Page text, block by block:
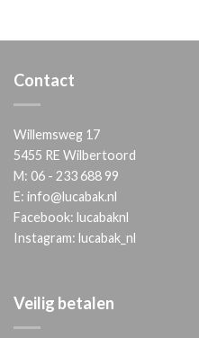
Contact
Willemsweg 17
5455 RE Wilbertoord
M: 06 - 233 688 99
E: info@lucabak.nl
Facebook: lucabaknl
Instagram: lucabak_nl
Veilig betalen